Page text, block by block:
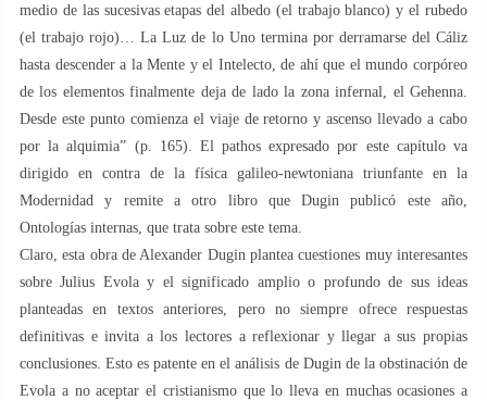
medio de las sucesivas etapas del albedo (el trabajo blanco) y el rubedo
(el trabajo rojo)… La Luz de lo Uno termina por derramarse del Cáliz
hasta descender a la Mente y el Intelecto, de ahí que el mundo corpóreo
de los elementos finalmente deja de lado la zona infernal, el Gehenna.
Desde este punto comienza el viaje de retorno y ascenso llevado a cabo
por la alquimia” (p. 165). El pathos expresado por este capítulo va
dirigido en contra de la física galileo-newtoniana triunfante en la
Modernidad y remite a otro libro que Dugin publicó este año,
Ontologías internas, que trata sobre este tema.
Claro, esta obra de Alexander Dugin plantea cuestiones muy interesantes
sobre Julius Evola y el significado amplio o profundo de sus ideas
planteadas en textos anteriores, pero no siempre ofrece respuestas
definitivas e invita a los lectores a reflexionar y llegar a sus propias
conclusiones. Esto es patente en el análisis de Dugin de la obstinación de
Evola a no aceptar el cristianismo que lo lleva en muchas ocasiones a